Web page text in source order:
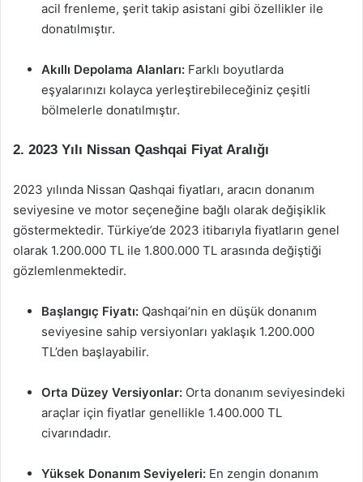
acil frenleme, şerit takip asistani gibi özellikler ile
donatılmıştır.
Akıllı Depolama Alanları: Farklı boyutlarda
eşyalarınızı kolayca yerleştirebileceğiniz çeşitli
bölmelerle donatılmıştır.
2. 2023 Yılı Nissan Qashqai Fiyat Aralığı
2023 yılında Nissan Qashqai fiyatları, aracın donanım
seviyesine ve motor seçeneğine bağlı olarak değişiklik
göstermektedir. Türkiye’de 2023 itibarıyla fiyatların genel
olarak 1.200.000 TL ile 1.800.000 TL arasında değiştiği
gözlemlenmektedir.
Başlangıç Fiyatı: Qashqai’nin en düşük donanım
seviyesine sahip versiyonları yaklaşık 1.200.000
TL’den başlayabilir.
Orta Düzey Versiyonlar: Orta donanım seviyesindeki
araçlar için fiyatlar genellikle 1.400.000 TL
civarındadır.
Yüksek Donanım Seviyeleri: En zengin donanım